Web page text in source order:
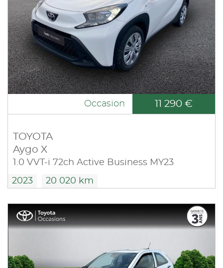
Occasion 11 290 €
TOYOTA
Aygo X
1.0 VVT-i 72ch Active Business MY23
2023 20 020 km